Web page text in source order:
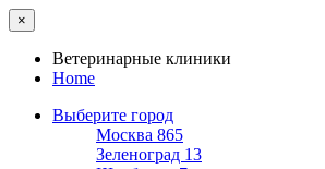
×
Ветеринарные клиники
Home
Выберите город
Москва 865
Зеленоград 13